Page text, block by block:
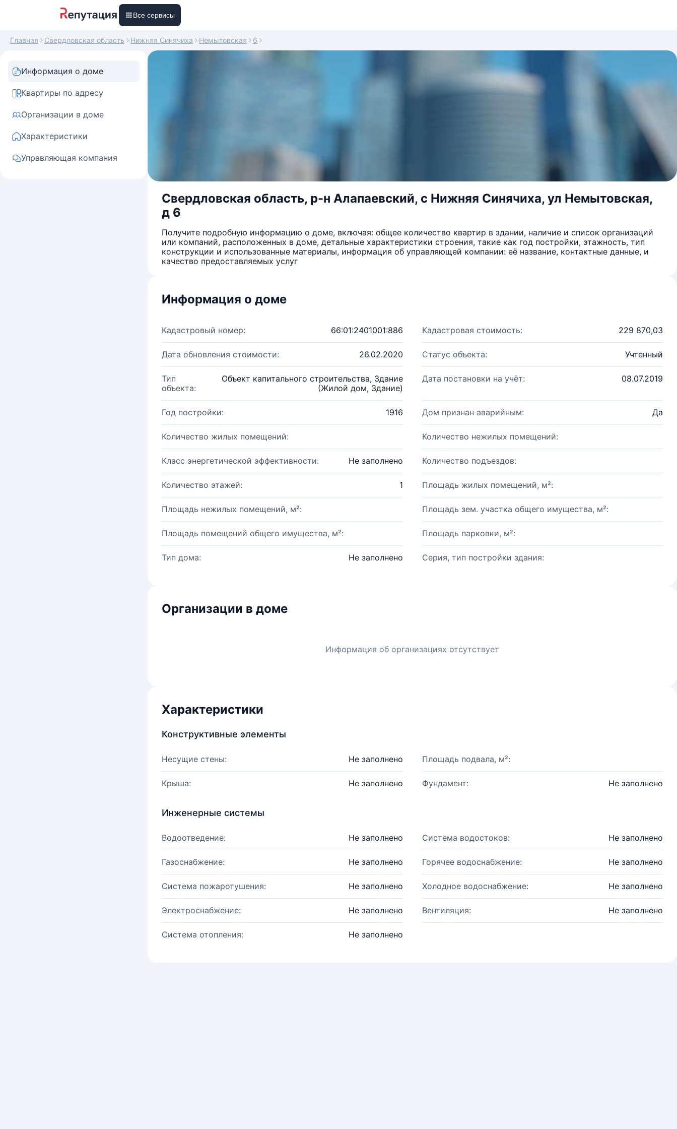
Все сервисы
Главная Свердловская область Нижняя Синячиха Немытовская 6
Информация о доме
Квартиры по адресу
Организации в доме
Характеристики
Управляющая компания
Свердловская область, р-н Алапаевский, с Нижняя Синячиха, ул Немытовская,
д 6
Получите подробную информацию о доме, включая: общее количество квартир в здании, наличие и список организаций
или компаний, расположенных в доме, детальные характеристики строения, такие как год постройки, этажность, тип
конструкции и использованные материалы, информация об управляющей компании: её название, контактные данные, и
качество предоставляемых услуг
Информация о доме
Кадастровый номер: 66:01:2401001:886 Кадастровая стоимость: 229 870,03
Дата обновления стоимости: 26.02.2020 Статус объекта: Учтенный
Тип
объекта:
Объект капитального строительства, Здание
(Жилой дом, Здание)
Дата постановки на учёт: 08.07.2019
Год постройки: 1916 Дом признан аварийным: Да
Количество жилых помещений: Количество нежилых помещений:
Класс энергетической эффективности: Не заполнено Количество подъездов:
Количество этажей: 1 Площадь жилых помещений, м²:
Площадь нежилых помещений, м²: Площадь зем. участка общего имущества, м²:
Площадь помещений общего имущества, м²: Площадь парковки, м²:
Тип дома: Не заполнено Серия, тип постройки здания:
Организации в доме
Информация об организациях отсутствует
Характеристики
Конструктивные элементы
Несущие стены: Не заполнено Площадь подвала, м²:
Крыша: Не заполнено Фундамент: Не заполнено
Инженерные системы
Водоотведение: Не заполнено Система водостоков: Не заполнено
Газоснабжение: Не заполнено Горячее водоснабжение: Не заполнено
Система пожаротушения: Не заполнено Холодное водоснабжение: Не заполнено
Электроснабжение: Не заполнено Вентиляция: Не заполнено
Система отопления: Не заполнено